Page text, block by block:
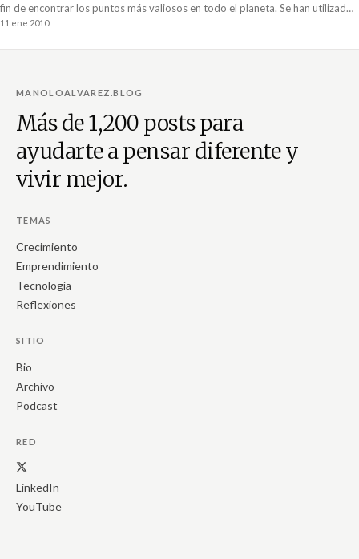
fin de encontrar los puntos más valiosos en todo el planeta. Se han utilizado
las...
11 ene 2010
MANOLOALVAREZ.BLOG
Más de 1,200 posts para
ayudarte a pensar diferente y
vivir mejor.
TEMAS
Crecimiento
Emprendimiento
Tecnología
Reflexiones
SITIO
Bio
Archivo
Podcast
RED
LinkedIn
YouTube